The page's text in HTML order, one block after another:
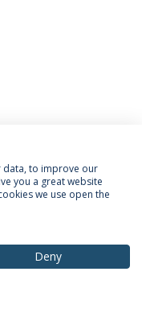
& Condições
Portuguesa
data, to improve our
you a great website
we use open the
Deny